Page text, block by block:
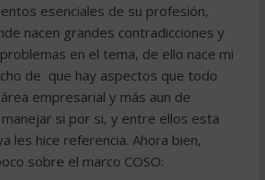
esenciales de su profesión,
nacen grandes contradicciones y
en el tema, de ello nace mi
de que hay aspectos que todo
empresarial y más aun de
si por si, y entre ellos esta
les hice referencia. Ahora bien,
sobre el marco COSO: